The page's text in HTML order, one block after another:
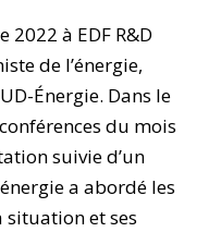
2022 à EDF R&D
de l’énergie,
Énergie. Dans le
du mois
suivie d’un
a abordé les
situation et ses